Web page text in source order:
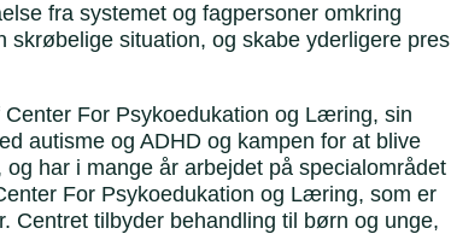
fra systemet og fagpersoner omkring
situation, og skabe yderligere pres
For Psykoedukation og Læring, sin
autisme og ADHD og kampen for at blive
har i mange år arbejdet på specialområdet
For Psykoedukation og Læring, som er
Centret tilbyder behandling til børn og unge,